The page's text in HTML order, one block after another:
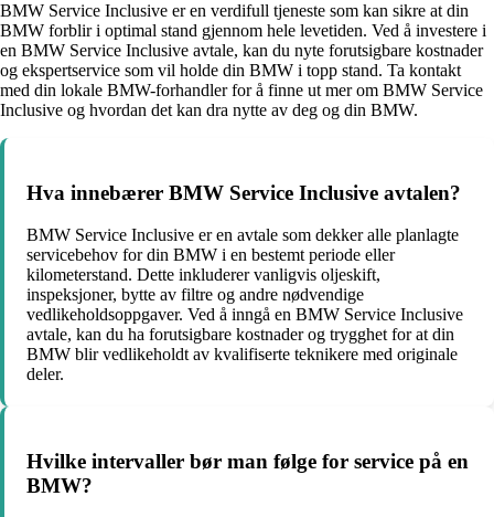
BMW Service Inclusive er en verdifull tjeneste som kan sikre at din
BMW forblir i optimal stand gjennom hele levetiden. Ved å investere i
en BMW Service Inclusive avtale, kan du nyte forutsigbare kostnader
og ekspertservice som vil holde din BMW i topp stand. Ta kontakt
med din lokale BMW-forhandler for å finne ut mer om BMW Service
Inclusive og hvordan det kan dra nytte av deg og din BMW.
Hva innebærer BMW Service Inclusive avtalen?
BMW Service Inclusive er en avtale som dekker alle planlagte
servicebehov for din BMW i en bestemt periode eller
kilometerstand. Dette inkluderer vanligvis oljeskift,
inspeksjoner, bytte av filtre og andre nødvendige
vedlikeholdsoppgaver. Ved å inngå en BMW Service Inclusive
avtale, kan du ha forutsigbare kostnader og trygghet for at din
BMW blir vedlikeholdt av kvalifiserte teknikere med originale
deler.
Hvilke intervaller bør man følge for service på en
BMW?